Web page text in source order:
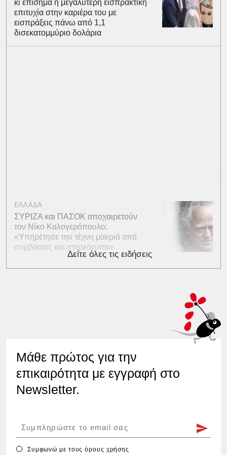
κι επίσημα η μεγαλύτερη εισπρακτική
επιτυχία στην καριέρα του με
εισπράξεις πάνω από 1,1
δισεκατομμύριο δολάρια
ΕΛΛΑΔΑ
ΣΥΡΙΖΑ και ΠΑΣΟΚ αποχαιρετούν
τον Νίκο Καλογερόπουλο:
«Υπηρέτησε την τέχνη μακριά από
συμβάσεις και στερεότυπα»
Δείτε όλες τις ειδήσεις
Μάθε πρώτος για την
επικαιρότητα με εγγραφή στο
Newsletter.
Συμφωνώ με τουςόρους χρήσης